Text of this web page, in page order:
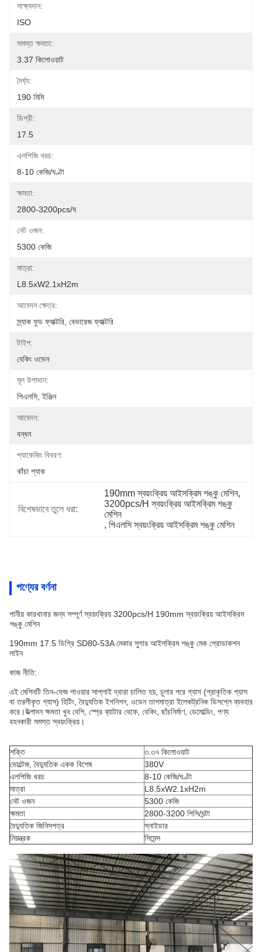
সাক্ষ্যদান:
ISO
সমস্ত ক্ষমতা:
3.37 কিলোওয়াট
দৈর্ঘ্য:
190 মিমি
ডিগ্রী:
17.5
এলপিজি খরচ:
8-10 কেজি/ঘণ্টা
ক্ষমতা:
2800-3200pcs/ঘ
নেট ওজন:
5300 কেজি
মাত্রা:
L8.5xW2.1xH2m
আবেদন ক্ষেত্র:
স্ন্যাক ফুড ফ্যাক্টরি, বেভারেজ ফ্যাক্টরি
টাইপ:
বেকিং ওভেন
মূল উপাদান:
পিএলসি, ইঞ্জিন
আবেদন:
বন্ধন
প্যাকেজিং বিবরণ:
কাঁচা প্যাক
বিশেষভাবে তুলে ধরা:
190mm স্বয়ংক্রিয় আইসক্রিম শঙ্কু মেশিন
3200pcs/H স্বয়ংক্রিয় আইসক্রিম শঙ্কু
মেশিন
, পিএলসি স্বয়ংক্রিয় আইসক্রিম শঙ্কু মেশিন
পণ্যের বর্ণনা
পানীয় কারখানার জন্য সম্পূর্ণ স্বয়ংক্রিয় 3200pcs/H 190mm স্বয়ংক্রিয় আইসক্রিম
শঙ্কু মেশিন
190mm 17.5 ডিগ্রি SD80-53A মেকার সুগার আইসক্রিম শঙ্কু মেক প্রোডাকশন
লাইন
কাজ নীতি:
এই মেশিনটি তিন-ফেজ পাওয়ার সাপ্লাই দ্বারা চালিত হয়, চুলার পরে গ্যাস (প্রাকৃতিক গ্যাস
বা তরলীকৃত গ্যাস) হিটিং, বৈদ্যুতিক ইগনিশন, ওভেন তাপমাত্রা ইলেকট্রনিক ডিসপ্লে ব্যবহার
করে।উত্পাদন ক্ষমতা খুব বেশি, স্প্রে ব্যাটার থেকে, বেকিং, ছাঁচনির্মাণ, ডেমোল্ডিং, পণ্য
বহনকারী সমস্ত স্বয়ংক্রিয়।
শক্তি
৩.৩৭ কিলোওয়াট
ভোল্টেজ, বৈদ্যুতিক একক বিশেষ
380V
এলপিজি খরচ
8-10 কেজি/ঘণ্টা
মাত্রা
L8.5xW2.1xH2m
নেট ওজন
5300 কেজি
ক্ষমতা
2800-3200 পিসি/ঘন্টা
বৈদ্যুতিক জিনিসপত্র
স্নাইডার
নিয়ন্ত্রক
সিমেন্স